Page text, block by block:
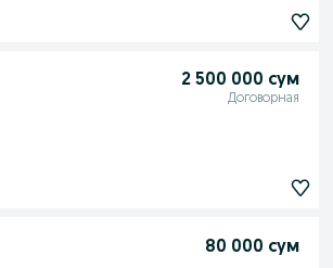
2 500 000 сум
Договорная
80 000 сум